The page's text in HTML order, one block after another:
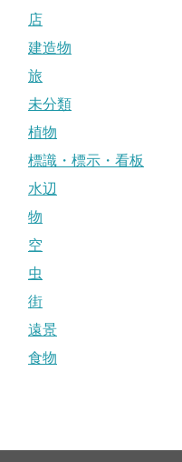
店
建造物
旅
未分類
植物
標識・標示・看板
水辺
物
空
虫
街
遠景
食物